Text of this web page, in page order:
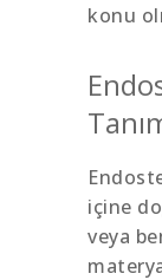
konu
içine
veya